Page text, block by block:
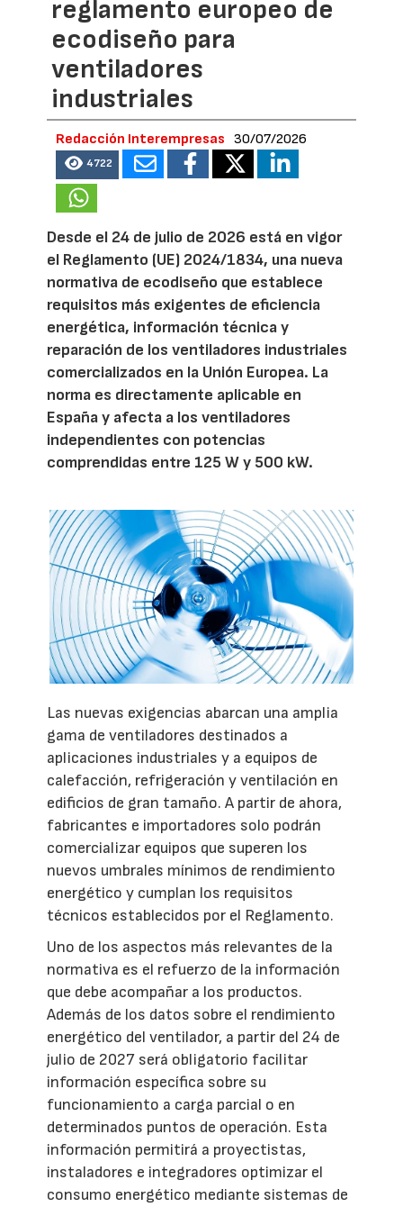
reglamento europeo de
ecodiseño para
ventiladores
industriales
Redacción Interempresas 30/07/2026
4722
Desde el 24 de julio de 2026 está en vigor
el Reglamento (UE) 2024/1834, una nueva
normativa de ecodiseño que establece
requisitos más exigentes de eficiencia
energética, información técnica y
reparación de los ventiladores industriales
comercializados en la Unión Europea. La
norma es directamente aplicable en
España y afecta a los ventiladores
independientes con potencias
comprendidas entre 125 W y 500 kW.
Las nuevas exigencias abarcan una amplia
gama de ventiladores destinados a
aplicaciones industriales y a equipos de
calefacción, refrigeración y ventilación en
edificios de gran tamaño. A partir de ahora,
fabricantes e importadores solo podrán
comercializar equipos que superen los
nuevos umbrales mínimos de rendimiento
energético y cumplan los requisitos
técnicos establecidos por el Reglamento.
Uno de los aspectos más relevantes de la
normativa es el refuerzo de la información
que debe acompañar a los productos.
Además de los datos sobre el rendimiento
energético del ventilador, a partir del 24 de
julio de 2027 será obligatorio facilitar
información específica sobre su
funcionamiento a carga parcial o en
determinados puntos de operación. Esta
información permitirá a proyectistas,
instaladores e integradores optimizar el
consumo energético mediante sistemas de